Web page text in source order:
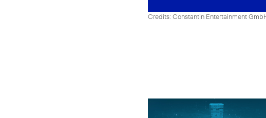
Credits: Constantin Entertainment